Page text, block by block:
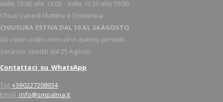
dalle 10:00 alle 13:00 - dalle 15:30 alle 19:00
Chiusi Lunedì Mattina e Domenica
CHIUSURA ESTIVA DAL 10 AL 24 AGOSTO
Gli vostri ordini ricevuti in questo periodo
saranno spediti dal 25 Agosto
Contattaci su WhatsApp
Tel:+390227208934
Email: info@smpalma.it